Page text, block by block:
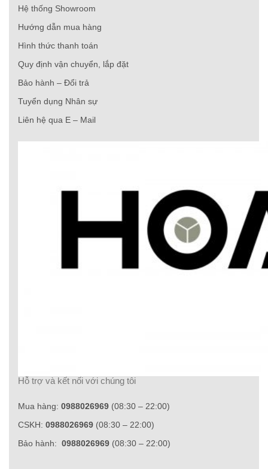
Hệ thống Showroom
Hướng dẫn mua hàng
Hình thức thanh toán
Quy định vận chuyển, lắp đặt
Bảo hành – Đổi trả
Tuyển dụng Nhân sự
Liên hệ qua E – Mail
Hỗ trợ và kết nối với chúng tôi
Mua hàng: 0988026969 (08:30 – 22:00)
CSKH: 0988026969 (08:30 – 22:00)
Bảo hành: 0988026969 (08:30 – 22:00)